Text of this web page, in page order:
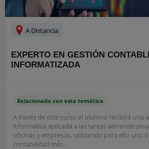
A Distancia
EXPERTO EN GESTIÓN
INFORMATIZADA
Relacionado con esta temática
A través de éste curso el alumno recibirá una
Informática aplicada a las tareas
oficinas y empresas, utilizando para ello uno
contabilidad más...